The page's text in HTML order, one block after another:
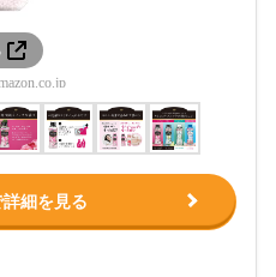
詳細を見る